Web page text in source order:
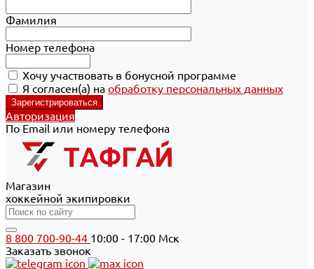
Фамилия
Номер телефона
Хочу участвовать в бонусной программе
Я согласен(а) на обработку персональных данных
Авторизация
По Email или номеру телефона
Магазин
хоккейной экипировки
8 800 700-90-44 10:00 - 17:00 Мск
Заказать звонок